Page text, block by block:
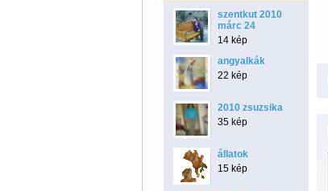
szentkut 2010
márc 24
14 kép
angyalkák
22 kép
2010 zsuzsika
35 kép
állatok
15 kép